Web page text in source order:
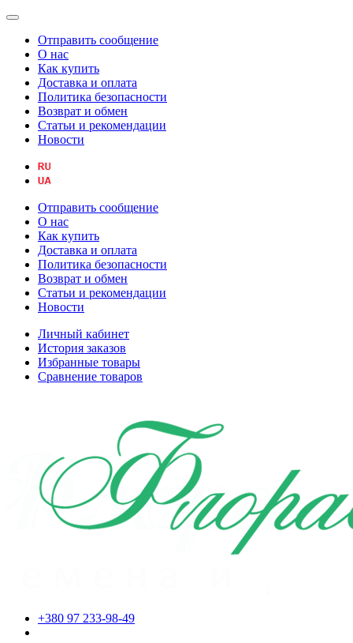
Отправить сообщение
О нас
Как купить
Доставка и оплата
Политика безопасности
Возврат и обмен
Статьи и рекомендации
Новости
Отправить сообщение
О нас
Как купить
Доставка и оплата
Политика безопасности
Возврат и обмен
Статьи и рекомендации
Новости
Личный кабинет
История заказов
Избранные товары
Сравнение товаров
+380 97 233-98-49